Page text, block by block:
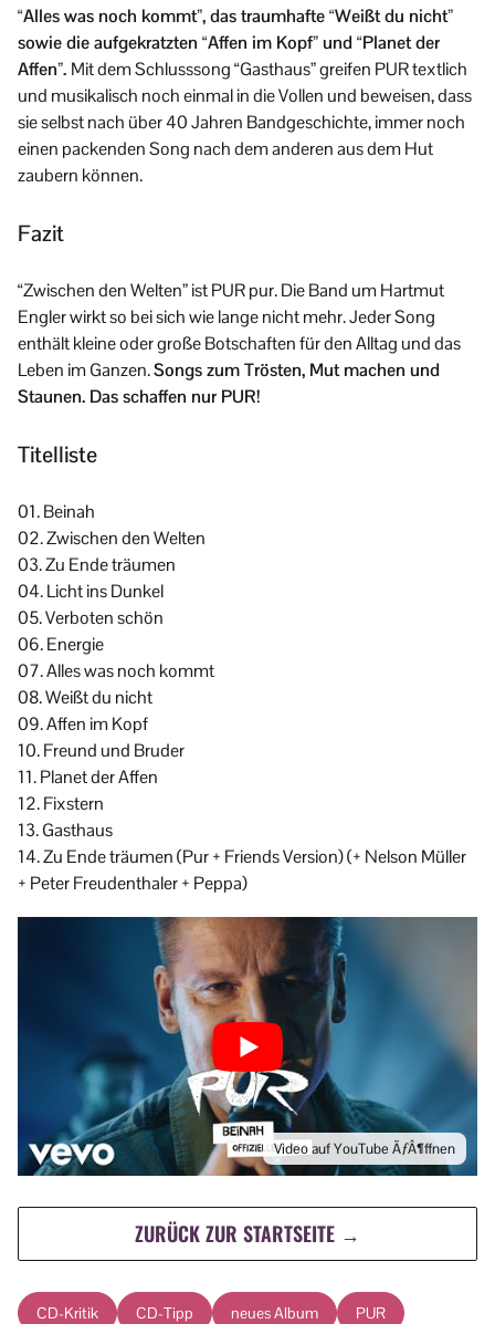
“Alles was noch kommt”, das traumhafte “Weißt du nicht”
sowie die aufgekratzten “Affen im Kopf” und “Planet der
Affen”. Mit dem Schlusssong “Gasthaus” greifen PUR textlich
und musikalisch noch einmal in die Vollen und beweisen, dass
sie selbst nach über 40 Jahren Bandgeschichte, immer noch
einen packenden Song nach dem anderen aus dem Hut
zaubern können.
Fazit
“Zwischen den Welten” ist PUR pur. Die Band um Hartmut
Engler wirkt so bei sich wie lange nicht mehr. Jeder Song
enthält kleine oder große Botschaften für den Alltag und das
Leben im Ganzen.Songs zum Trösten, Mut machen und
Staunen. Das schaffen nur PUR!
Titelliste
01. Beinah
02. Zwischen den Welten
03. Zu Ende träumen
04. Licht ins Dunkel
05. Verboten schön
06. Energie
07. Alles was noch kommt
08. Weißt du nicht
09. Affen im Kopf
10. Freund und Bruder
11. Planet der Affen
12. Fixstern
13. Gasthaus
14. Zu Ende träumen (Pur + Friends Version) (+ Nelson Müller
+ Peter Freudenthaler + Peppa)
Video auf YouTube ÃƒÂ¶ffnen
ZURÜCK ZUR STARTSEITE →
CD-Kritik CD-Tipp neues Album PUR